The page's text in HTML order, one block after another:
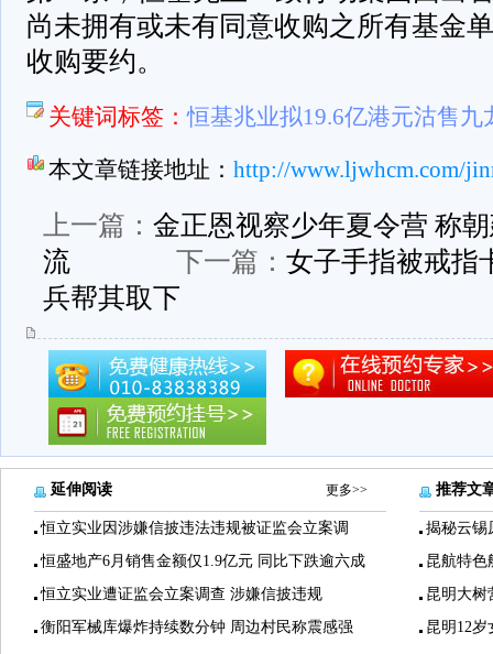
尚未拥有或未有同意收购之所有基金
收购要约。
关键词标签：恒基兆业拟19.6亿港元沽售九
本文章链接地址： http://www.ljwhcm.com/
上一篇： 金正恩视察少年夏令营 称
流
下一篇： 女子手指被戒指
兵帮其取下
延伸阅读 更多>>
恒立实业因涉嫌信披违法违规被证监会立案调
恒盛地产6月销售金额仅1.9亿元 同比下跌逾六成
恒立实业遭证监会立案调查 涉嫌信披违规
衡阳军械库爆炸持续数分钟 周边村民称震感强
推荐文
揭秘云锡
昆航特色
昆明大树
昆明12